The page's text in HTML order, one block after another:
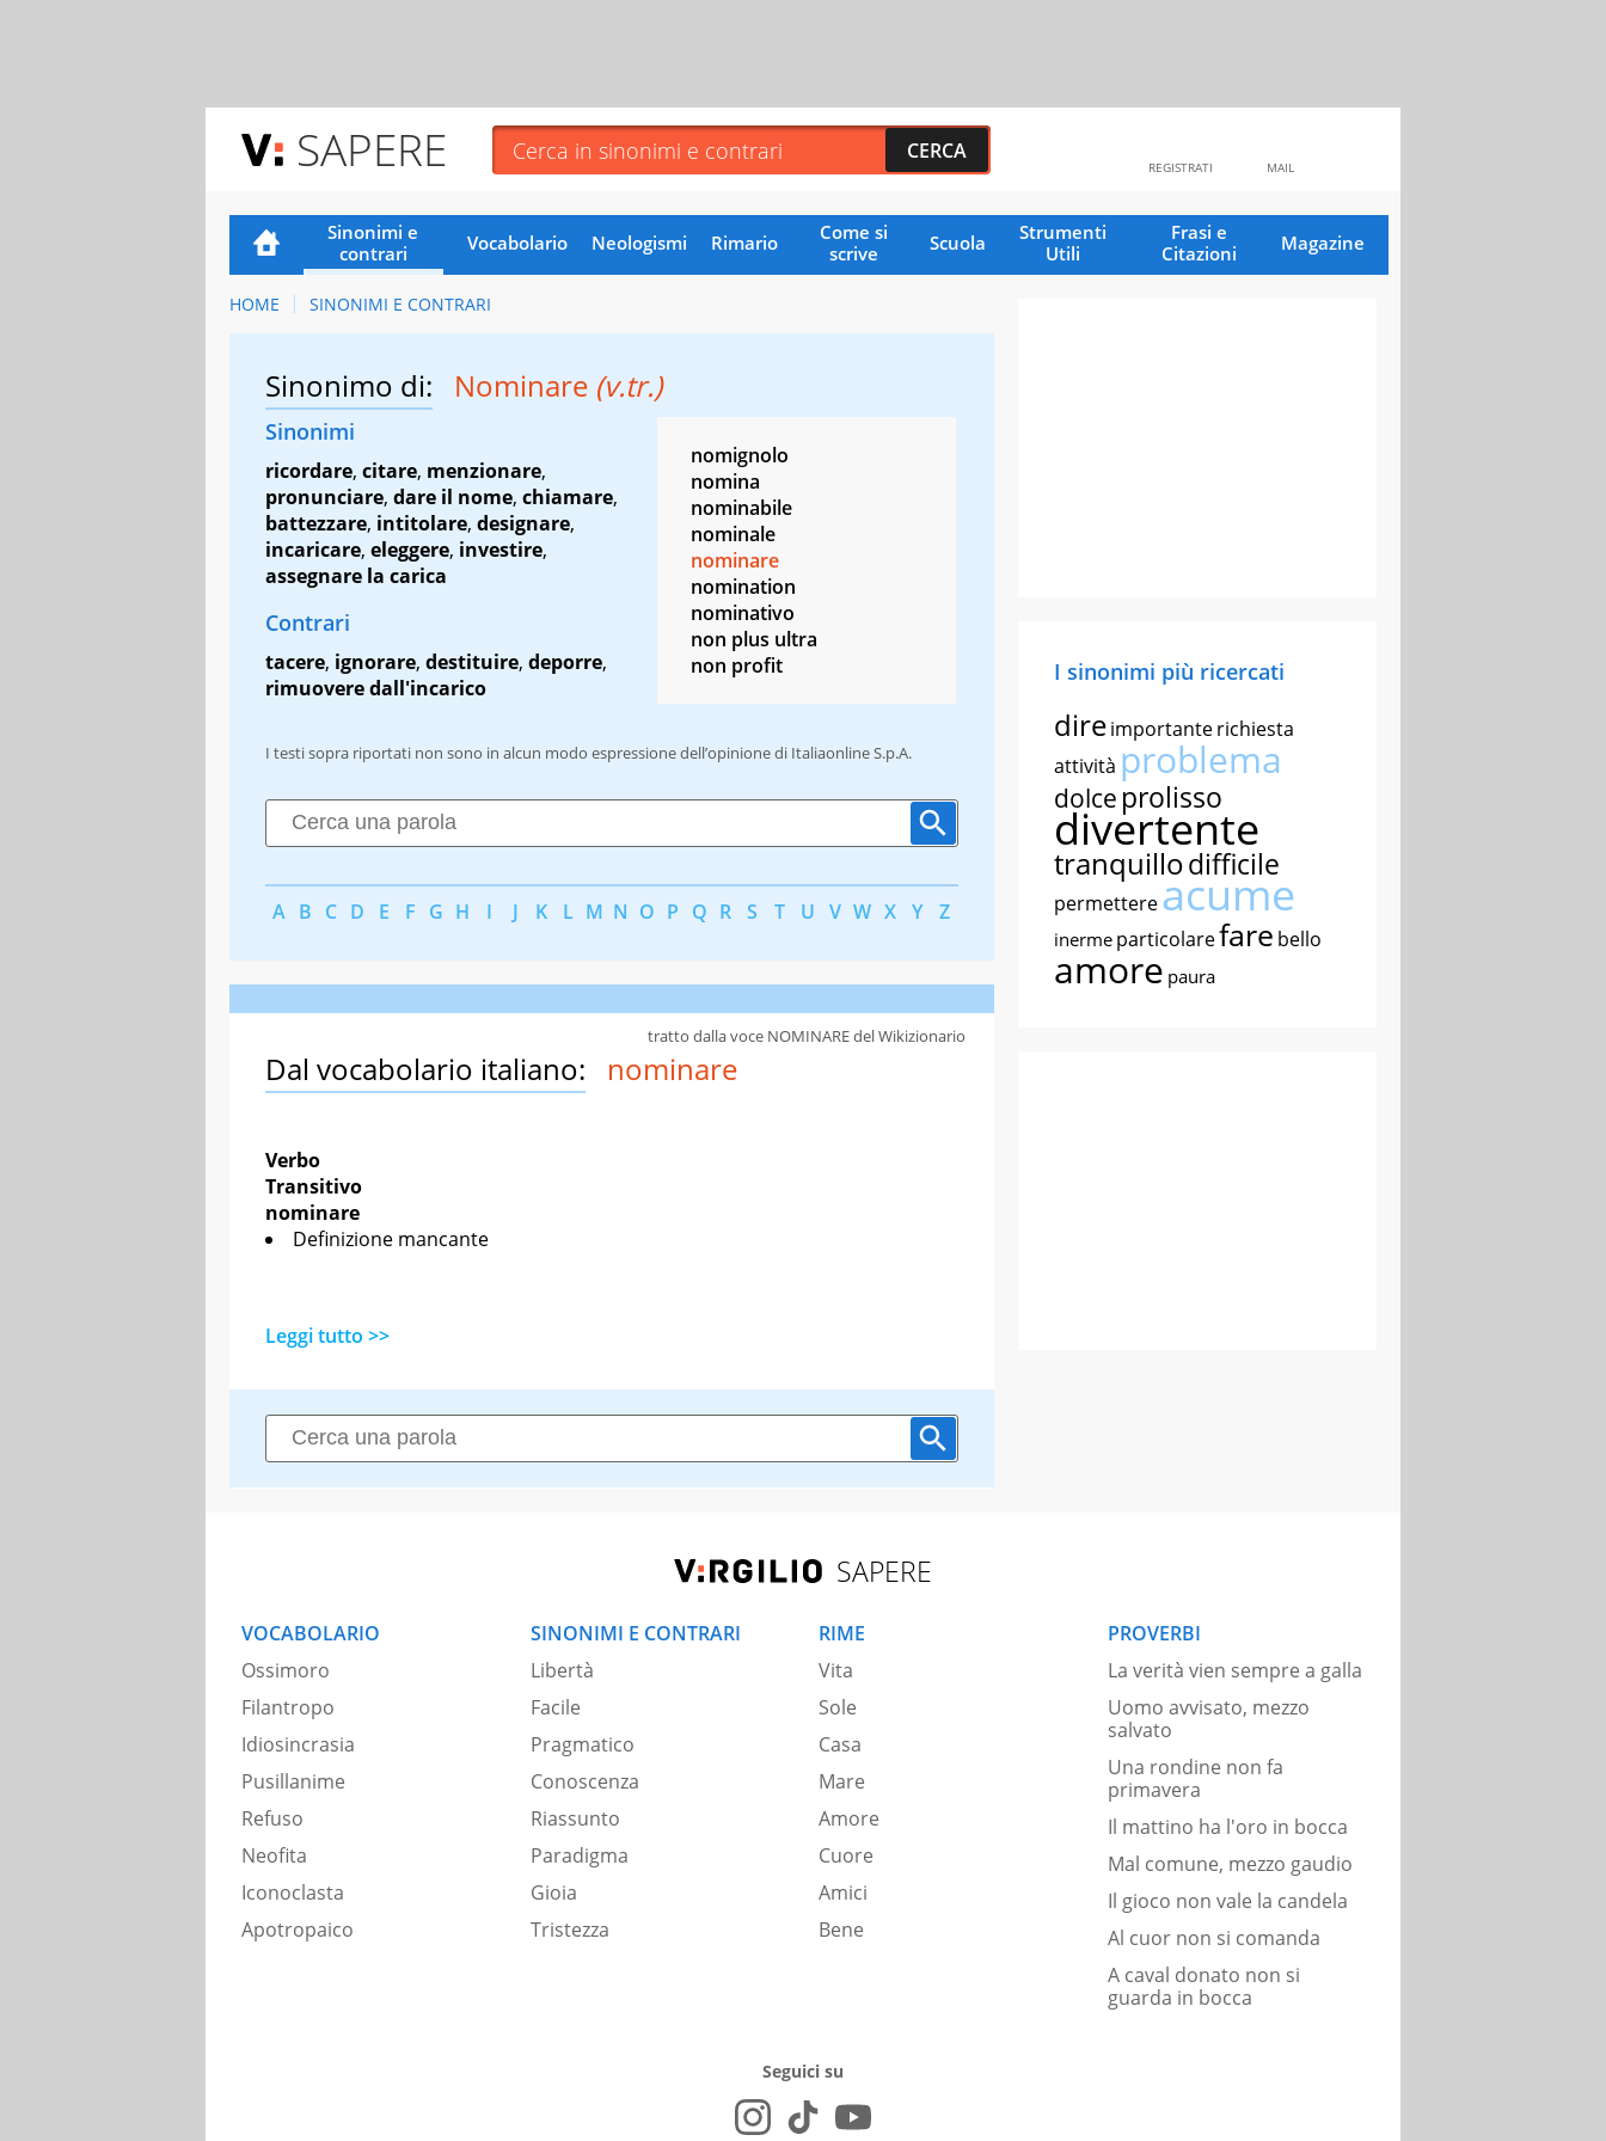
SAPERE MAIL
REGISTRATI
Sinonimi e
contrari
Vocabolario Neologismi Rimario
Come si
scrive
Scuola
Strumenti
Utili
Frasi e
Citazioni
Magazine
HOME SINONIMI E CONTRARI
Sinonimo di: Nominare (v.tr.)
Sinonimi
ricordare, citare, menzionare,
pronunciare, dare il nome, chiamare,
battezzare, intitolare, designare,
incaricare, eleggere, investire,
assegnare la carica
Contrari
tacere, ignorare, destituire, deporre,
rimuovere dall'incarico
nomignolo
nomina
nominabile
nominale
nominare
nomination
nominativo
non plus ultra
non profit
I testi sopra riportati non sono in alcun modo espressione dell’opinione di Italiaonline S.p.A.
A B C D E F G H I J K L M N O P Q R S T U V W X Y Z
Dal vocabolario italiano: nominare
Verbo
Transitivo
nominare
Definizione mancante
Leggi tutto >>
tratto dalla voce NOMINARE del Wikizionario
I sinonimi più ricercati
direimportanterichiesta
attività problema
dolce prolisso
divertente
tranquillodifficile
permettereacume
inerme particolarefare bello
amore paura
SAPERE
VOCABOLARIO
Ossimoro
Filantropo
Idiosincrasia
Pusillanime
Refuso
Neofita
Iconoclasta
Apotropaico
SINONIMI E CONTRARI
Libertà
Facile
Pragmatico
Conoscenza
Riassunto
Paradigma
Gioia
Tristezza
RIME
Vita
Sole
Casa
Mare
Amore
Cuore
Amici
Bene
PROVERBI
La verità vien sempre a galla
Uomo avvisato, mezzo
salvato
Una rondine non fa
primavera
Il mattino ha l'oro in bocca
Mal comune, mezzo gaudio
Il gioco non vale la candela
Al cuor non si comanda
A caval donato non si
guarda in bocca
Seguici su